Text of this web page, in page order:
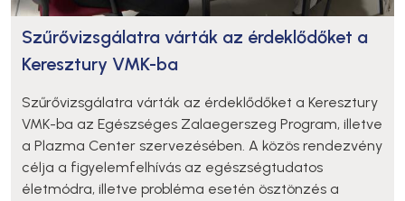
Szűrővizsgálatra várták az érdeklődőket a
Keresztury VMK-ba
Szűrővizsgálatra várták az érdeklődőket a Keresztury
VMK-ba az Egészséges Zalaegerszeg Program, illetve
a Plazma Center szervezésében. A közös rendezvény
célja a figyelemfelhívás az egészségtudatos
életmódra, illetve probléma esetén ösztönzés a